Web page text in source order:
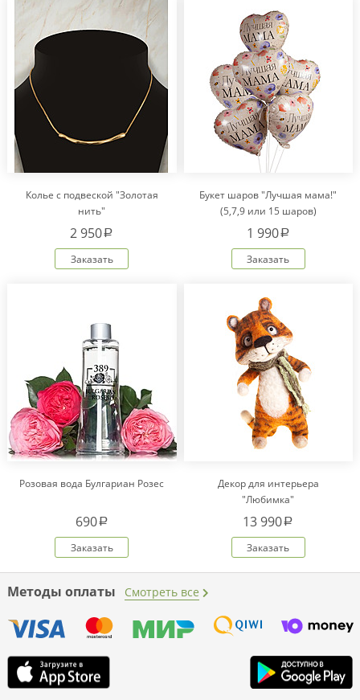
Колье с подвеской "Золотая
нить"
2 950a
Заказать
Букет шаров "Лучшая мама!"
(5,7,9 или 15 шаров)
1 990a
Заказать
Розовая вода Булгариан Розес
690a
Заказать
Декор для интерьера
"Любимка"
13 990a
Заказать
Методы оплаты Смотреть все